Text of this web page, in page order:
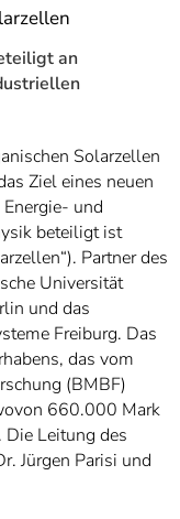
an
Solarzellen
Ziel eines neuen
und
beteiligt ist
Partner des
Universität
und das
Freiburg. Das
das vom
(BMBF)
660.000 Mark
Leitung des
Jürgen Parisi und